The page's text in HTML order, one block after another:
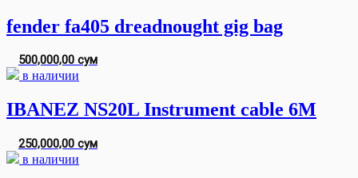
fender fa405 dreadnought gig bag
500,000,00 сум
в наличии
IBANEZ NS20L Instrument cable 6M
250,000,00 сум
в наличии